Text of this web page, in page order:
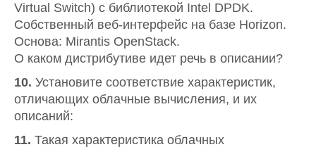
Virtual Switch) с библиотекой Intel DPDK.
Собственный веб-интерфейс на базе Horizon.
Основа: Mirantis OpenStack.
О каком дистрибутиве идет речь в описании?
10. Установите соответствие характеристик,
отличающих облачные вычисления, и их
описаний:
11. Такая характеристика облачных